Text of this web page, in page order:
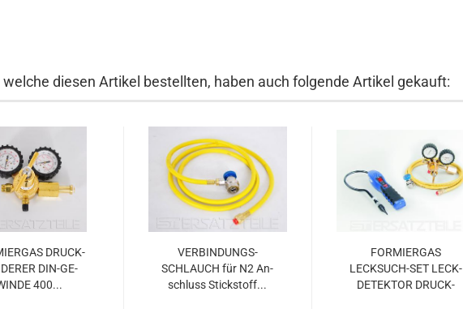
welche diesen Artikel bestellten, haben auch folgende Artikel gekauft:
DRUCK­
DIN-​GE­
400...
VER­BIN­DUNGS­
SCHLAUCH für N2 An­
schluss Stick­stoff...
FOR­MIER­GAS
LECKSUCH-​​SET LECK­
DE­TEK­TOR DRUCK­